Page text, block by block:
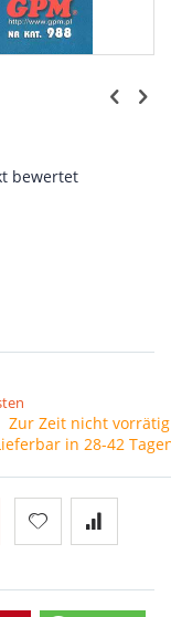
bewertet
Zur Zeit nicht
in 28-42